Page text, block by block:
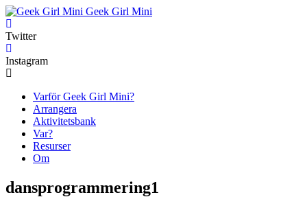
Geek Girl Mini
Twitter
Instagram
Varför Geek Girl Mini?
Arrangera
Aktivitetsbank
Var?
Resurser
Om
dansprogrammering1